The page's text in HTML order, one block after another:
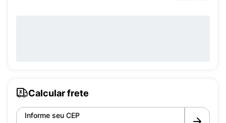
Calcular frete
Informe seu CEP